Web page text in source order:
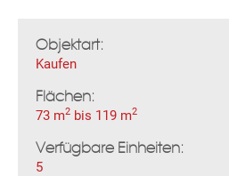
Objektart:
Kaufen
Flächen:
73 m2 bis 119 m2
Verfügbare Einheiten:
5